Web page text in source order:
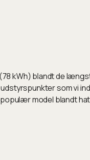
kWh) blandt de
som vi
model blandt